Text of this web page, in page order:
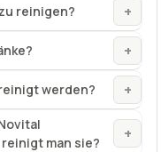
reinigen? +
+
werden? +
man sie?
+